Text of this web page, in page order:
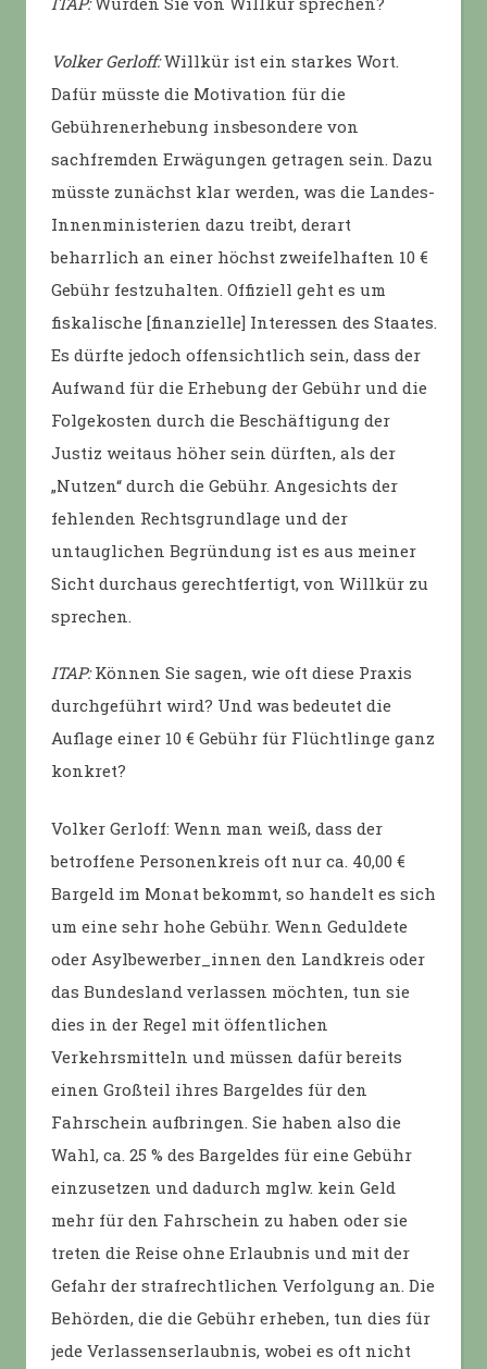
Volker Gerloff:Willkür ist ein starkes Wort.
Dafür müsste die Motivation für die
Gebührenerhebung insbesondere von
sachfremden Erwägungen getragen sein. Dazu
müsste zunächst klar werden, was die Landes-
Innenministerien dazu treibt, derart
beharrlich an einer höchst zweifelhaften 10 €
Gebühr festzuhalten. Offiziell geht es um
fiskalische [finanzielle] Interessen des Staates.
Es dürfte jedoch offensichtlich sein, dass der
Aufwand für die Erhebung der Gebühr und die
Folgekosten durch die Beschäftigung der
Justiz weitaus höher sein dürften, als der
„Nutzen“ durch die Gebühr. Angesichts der
fehlenden Rechtsgrundlage und der
untauglichen Begründung ist es aus meiner
Sicht durchaus gerechtfertigt, von Willkür zu
sprechen.
ITAP:Können Sie sagen, wie oft diese Praxis
durchgeführt wird? Und was bedeutet die
Auflage einer 10 € Gebühr für Flüchtlinge ganz
konkret?
Volker Gerloff: Wenn man weiß, dass der
betroffene Personenkreis oft nur ca. 40,00 €
Bargeld im Monat bekommt, so handelt es sich
um eine sehr hohe Gebühr. Wenn Geduldete
oder Asylbewerber_innen den Landkreis oder
das Bundesland verlassen möchten, tun sie
dies in der Regel mit öffentlichen
Verkehrsmitteln und müssen dafür bereits
einen Großteil ihres Bargeldes für den
Fahrschein aufbringen. Sie haben also die
Wahl, ca. 25 % des Bargeldes für eine Gebühr
einzusetzen und dadurch mglw. kein Geld
mehr für den Fahrschein zu haben oder sie
treten die Reise ohne Erlaubnis und mit der
Gefahr der strafrechtlichen Verfolgung an. Die
Behörden, die die Gebühr erheben, tun dies für
jede Verlassenserlaubnis, wobei es oft nicht